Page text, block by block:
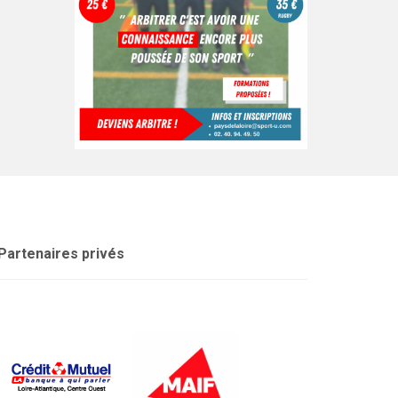
privés